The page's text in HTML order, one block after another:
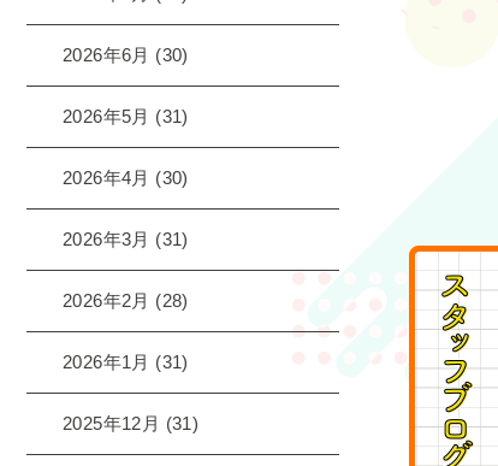
2026年6月 (30)
2026年5月 (31)
2026年4月 (30)
2026年3月 (31)
2026年2月 (28)
2026年1月 (31)
2025年12月 (31)